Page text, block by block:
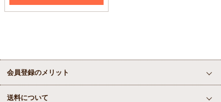
会員登録のメリット
送料について